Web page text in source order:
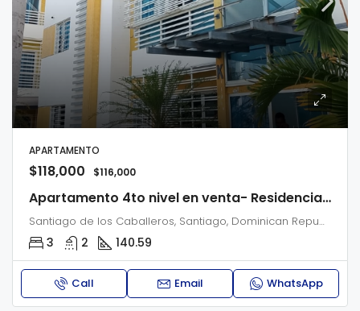
APARTAMENTO
$118,000 $116,000
Apartamento 4to nivel en venta- Residencial Gabriel I
Santiago de los Caballeros, Santiago, Dominican Republic
3 2 140.59
Call Email WhatsApp